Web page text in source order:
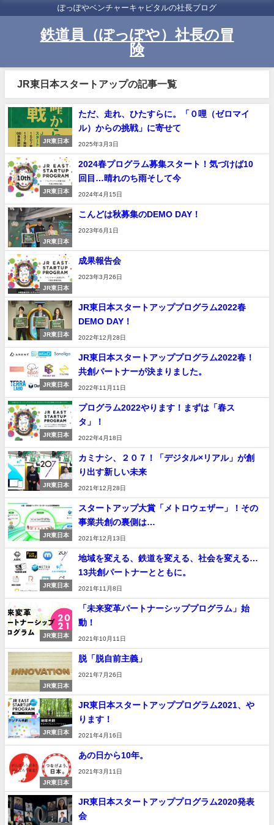
ぽっぽやベンチャーキャピタルの社長ブログ
鉄道員（ぽっぽや）社長の冒
険
JR東日本スタートアップの記事一覧
JR東日本
ただ、走れ、ひたすらに。「０哩（ゼロマイ
ル）からの挑戦」に寄せて
2025年3月3日
JR東日本
2024春プログラム募集スタート！気づけば10
回目…晴れのち雨そして今
2024年4月15日
JR東日本
こんどは秋募集のDEMO DAY！
2023年6月1日
JR東日本
成果報告会
2023年3月26日
JR東日本
JR東日本スタートアッププログラム2022春
DEMO DAY！
2022年12月28日
JR東日本
JR東日本スタートアッププログラム2022春！
共創パートナーが決まりました。
2022年11月11日
JR東日本
プログラム2022やります！まずは「春ス
タ」！
2022年4月18日
JR東日本
カミナシ、２０７！「デジタル×リアル」が創
り出す新しい未来
2021年12月28日
JR東日本
スタートアップ大賞「メトロウェザー」！その
事業共創の裏側は…
2021年12月13日
JR東日本
地域を変える、鉄道を変える、社会を変える…
13共創パートナーとともに。
2021年11月8日
JR東日本
「未来変革パートナーシッププログラム」始
動！
2021年10月11日
JR東日本
脱「脱自前主義」
2021年7月26日
JR東日本
JR東日本スタートアッププログラム2021、や
ります！
2021年4月16日
JR東日本
あの日から10年。
2021年3月11日
JR東日本スタートアッププログラム2020発表
会